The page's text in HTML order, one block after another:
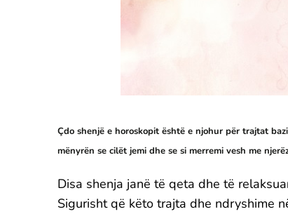
Çdo shenjë e horoskopit është e njohur për trajtat
mënyrën se cilët jemi dhe se si merremi vesh me
Disa shenja janë të qeta dhe të
Sigurisht që këto trajta dhe ndryshime